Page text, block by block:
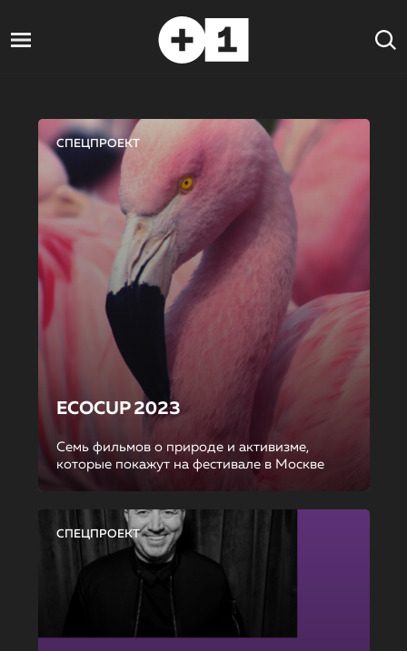
СПЕЦПРОЕКТ
ECOCUP 2023
Семь фильмов о природе и активизме,
которые покажут на фестивале в Москве
СПЕЦПРОЕКТ